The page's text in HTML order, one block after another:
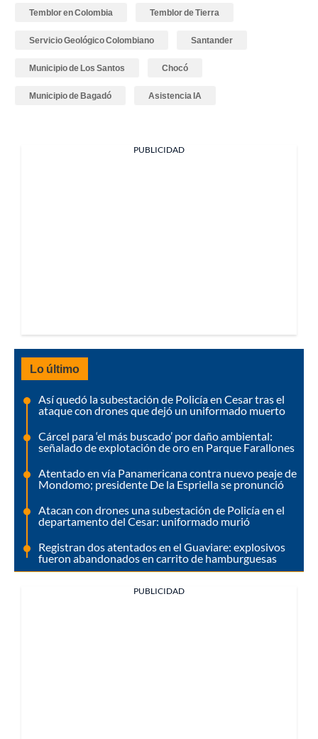
Temblor en Colombia Temblor de Tierra
Servicio Geológico Colombiano Santander
Municipio de Los Santos Chocó
Municipio de Bagadó Asistencia IA
PUBLICIDAD
Lo último
Así quedó la subestación de Policía en Cesar tras el
ataque con drones que dejó un uniformado muerto
Cárcel para ‘el más buscado’ por daño ambiental:
señalado de explotación de oro en Parque Farallones
Atentado en vía Panamericana contra nuevo peaje de
Mondomo; presidente De la Espriella se pronunció
Atacan con drones una subestación de Policía en el
departamento del Cesar: uniformado murió
Registran dos atentados en el Guaviare: explosivos
fueron abandonados en carrito de hamburguesas
PUBLICIDAD